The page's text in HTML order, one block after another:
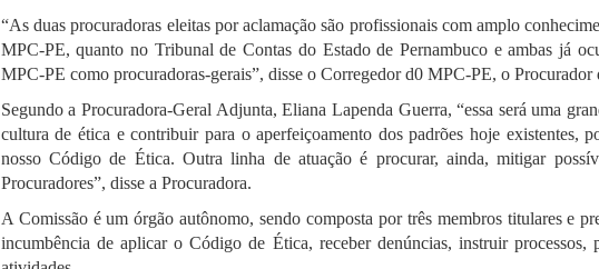
“As duas procuradoras eleitas por aclamação são profissionais com amplo
MPC-PE, quanto no Tribunal de Contas do Estado de Pernambuco e ambas já
MPC-PE como procuradoras-gerais”, disse o Corregedor d0 MPC-PE, o Procurador
Segundo a Procuradora-Geral Adjunta, Eliana Lapenda Guerra, “essa será uma
cultura de ética e contribuir para o aperfeiçoamento dos padrões hoje existentes,
nosso Código de Ética. Outra linha de atuação é procurar, ainda, mitigar
Procuradores”, disse a Procuradora.
A Comissão é um órgão autônomo, sendo composta por três membros titulares e
incumbência de aplicar o Código de Ética, receber denúncias, instruir processos,